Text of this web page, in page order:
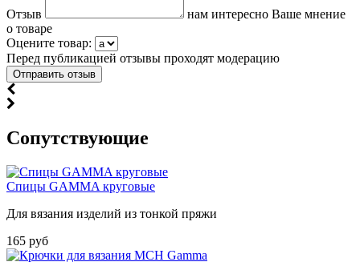
Отзыв
нам интересно Ваше мнение
о товаре
Оцените товар:
Перед публикацией отзывы проходят модерацию
Cопутствующие
Спицы GAMMA круговые
Для вязания изделий из тонкой пряжи
165 руб